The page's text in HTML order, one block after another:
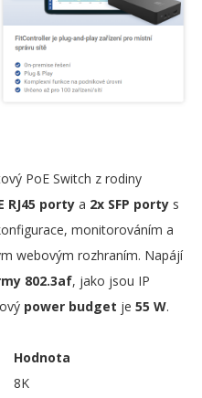
PoE Switch z rodiny
RJ45 porty a 2x SFP porty s
monitorováním a
webovým rozhraním. Napájí
802.3af, jako jsou IP
power budget je 55 W.
Hodnota
8K